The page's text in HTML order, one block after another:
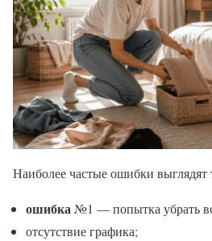
Наиболее частые ошибки выглядят
ошибка№1 — попытка убрать
отсутствие графика;